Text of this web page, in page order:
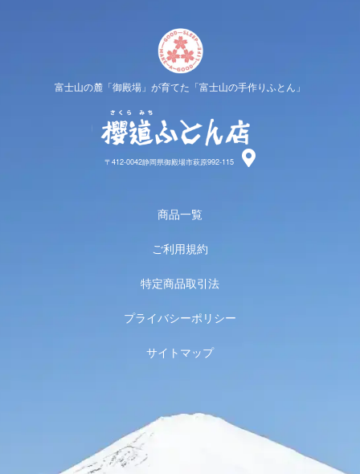
富士山の麓「御殿場」が育てた「富士山の手作りふとん」
〒412-0042静岡県御殿場市萩原992-115
商品一覧
ご利用規約
特定商品取引法
プライバシーポリシー
サイトマップ